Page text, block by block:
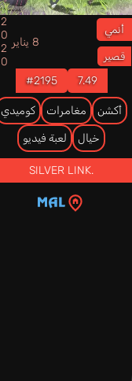
أنمي
قصير
8 يناير 2020
7.49
#2195
أكشن مغامرات كوميدي
خيال لعبة فيديو
SILVER LINK.